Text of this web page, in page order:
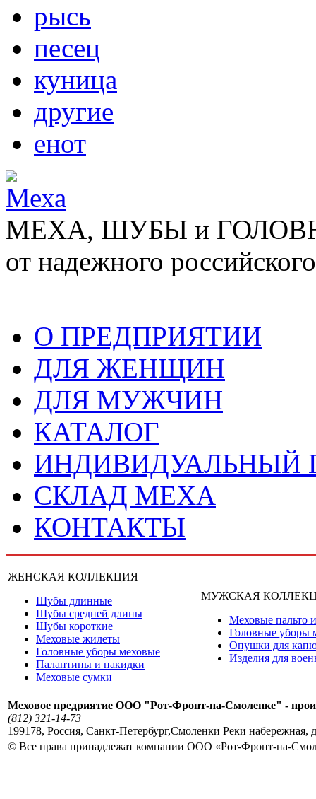
рысь
песец
куница
другие
енот
МЕХА, ШУБЫ и
от надежного
О ПРЕДПРИЯТИИ
ДЛЯ ЖЕНЩИН
ДЛЯ МУЖЧИН
КАТАЛОГ
ИНДИВИДУАЛЬНЫЙ
СКЛАД МЕХА
КОНТАКТЫ
ЖЕНСКАЯ КОЛЛЕКЦИЯ
Шубы длинные
Шубы средней длины
Шубы короткие
Меховые жилеты
Головные уборы меховые
Палантины и накидки
Меховые сумки
МУЖСКАЯ
Меховые пальто
Головные уборы
Опушки для
Изделия для
Меховое предриятие ООО "Рот-Фронт-на-Смоленке" -
(812) 321-14-73
199178, Россия, Санкт-Петербург,Смоленки Реки набережная,
© Все права принадлежат компании ООО «Рот-Фронт-на-